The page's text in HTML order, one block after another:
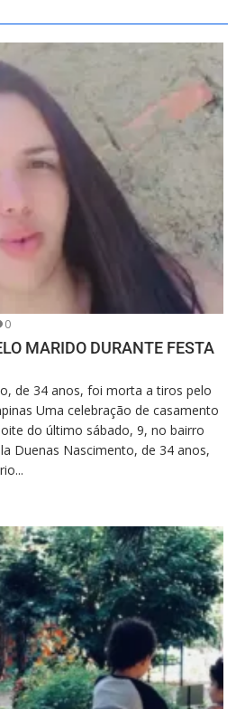
0
MARIDO DURANTE FESTA
de 34 anos, foi morta a tiros pelo
Uma celebração de casamento
do último sábado, 9, no bairro
Duenas Nascimento, de 34 anos,